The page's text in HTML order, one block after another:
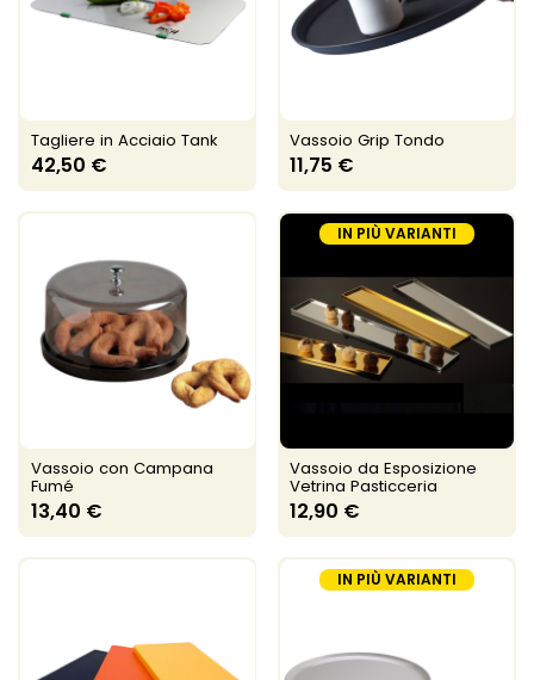
Tagliere in Acciaio Tank
42,50 €
Vassoio Grip Tondo
11,75 €
Vassoio con Campana
Fumé
13,40 €
IN PIÙ VARIANTI
Vassoio da Esposizione
Vetrina Pasticceria
12,90 €
IN PIÙ VARIANTI